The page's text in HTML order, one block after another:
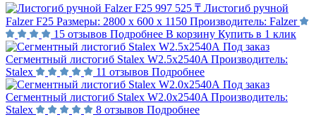
997 525 ₸ Листогиб ручной
Falzer F25 Размеры: 2800 х 600 х 1150 Производитель: Falzer
15 отзывов Подробнее В корзину Купить в 1 клик
Под заказ
Сегментный листогиб Stalex W2.5x2540A Производитель:
Stalex
11 отзывов Подробнее
Под заказ
Сегментный листогиб Stalex W2.0x2540A Производитель:
Stalex
8 отзывов Подробнее